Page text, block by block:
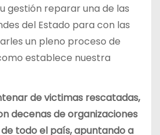
gestión reparar una de las
del Estado para con las
un pleno proceso de
establece nuestra
de victimas rescatadas,
decenas de organizaciones
todo el país, apuntando a